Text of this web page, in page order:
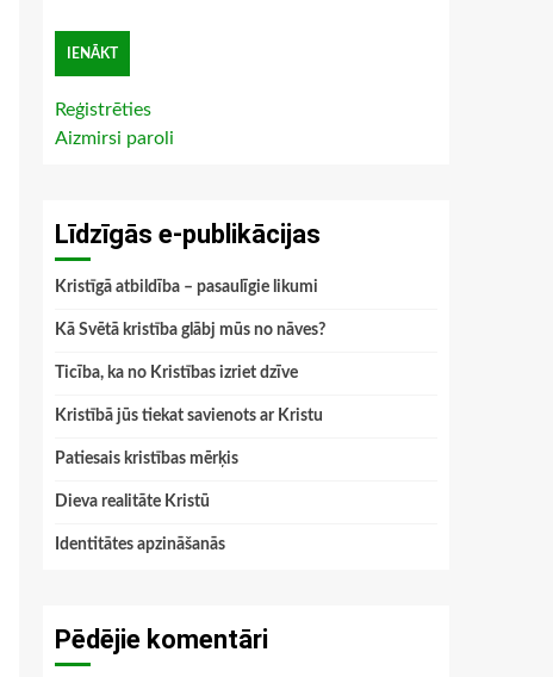
Reģistrēties
Aizmirsi paroli
Līdzīgās e-publikācijas
Kristīgā atbildība – pasaulīgie likumi
Kā Svētā kristība glābj mūs no nāves?
Ticība, ka no Kristības izriet dzīve
Kristībā jūs tiekat savienots ar Kristu
Patiesais kristības mērķis
Dieva realitāte Kristū
Identitātes apzināšanās
Pēdējie komentāri